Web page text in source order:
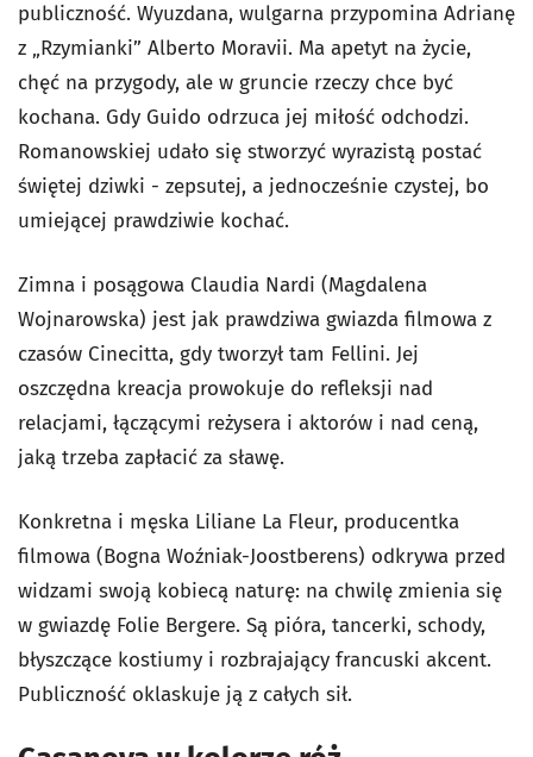
publiczność. Wyuzdana, wulgarna przypomina Adrianę
z „Rzymianki” Alberto Moravii. Ma apetyt na życie,
chęć na przygody, ale w gruncie rzeczy chce być
kochana. Gdy Guido odrzuca jej miłość odchodzi.
Romanowskiej udało się stworzyć wyrazistą postać
świętej dziwki - zepsutej, a jednocześnie czystej, bo
umiejącej prawdziwie kochać.
Zimna i posągowa Claudia Nardi (Magdalena
Wojnarowska) jest jak prawdziwa gwiazda filmowa z
czasów Cinecitta, gdy tworzył tam Fellini. Jej
oszczędna kreacja prowokuje do refleksji nad
relacjami, łączącymi reżysera i aktorów i nad ceną,
jaką trzeba zapłacić za sławę.
Konkretna i męska Liliane La Fleur, producentka
filmowa (Bogna Woźniak-Joostberens) odkrywa przed
widzami swoją kobiecą naturę: na chwilę zmienia się
w gwiazdę Folie Bergere. Są pióra, tancerki, schody,
błyszczące kostiumy i rozbrajający francuski akcent.
Publiczność oklaskuje ją z całych sił.